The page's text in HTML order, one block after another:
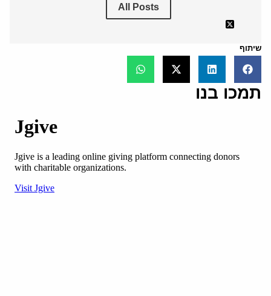
All Posts
שיתוף
תמכו בנו